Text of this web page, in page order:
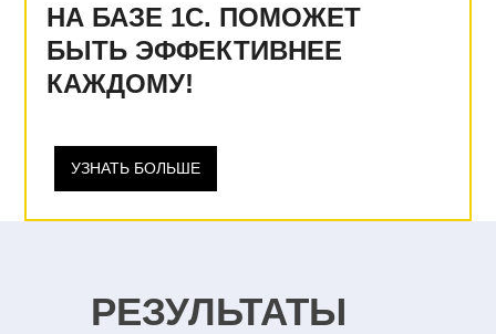
НА БАЗЕ 1С. ПОМОЖЕТ
БЫТЬ ЭФФЕКТИВНЕЕ
КАЖДОМУ!
УЗНАТЬ БОЛЬШЕ
РЕЗУЛЬТАТЫ